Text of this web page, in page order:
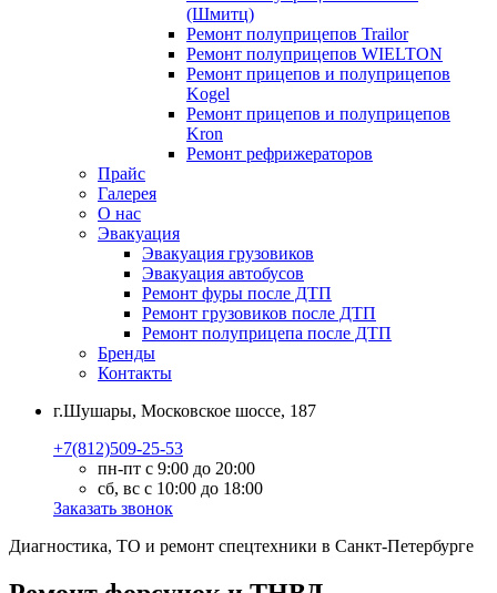
(Шмитц)
Ремонт полуприцепов Trailor
Ремонт полуприцепов WIELTON
Ремонт прицепов и полуприцепов
Kogel
Ремонт прицепов и полуприцепов
Kron
Ремонт рефрижераторов
Прайс
Галерея
О нас
Эвакуация
Эвакуация грузовиков
Эвакуация автобусов
Ремонт фуры после ДТП
Ремонт грузовиков после ДТП
Ремонт полуприцепа после ДТП
Бренды
Контакты
г.Шушары, Московское шоссе, 187
+7(812)509-25-53
пн-пт с 9:00 до 20:00
сб, вс с 10:00 до 18:00
Заказать звонок
Диагностика, ТО и ремонт спецтехники в Санкт-Петербурге